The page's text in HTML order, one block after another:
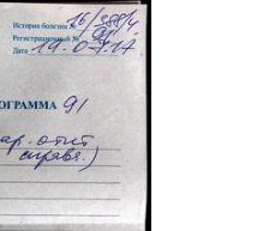
Помощь животным